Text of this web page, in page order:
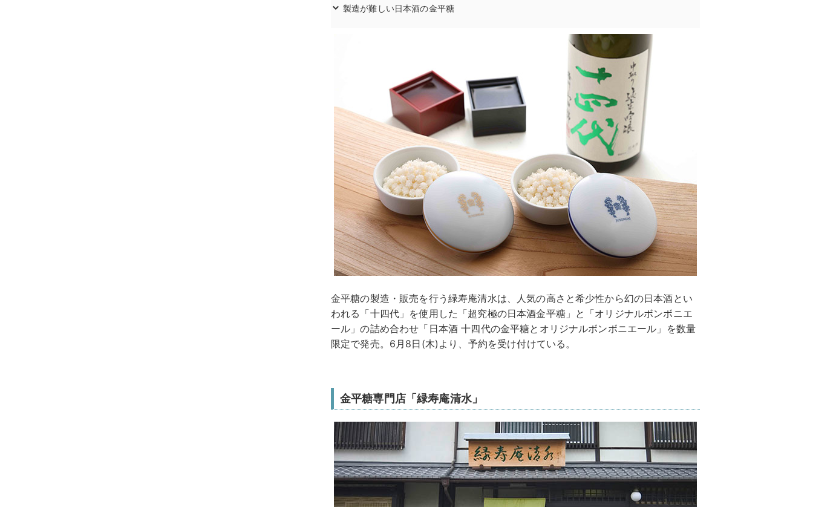
製造が難しい日本酒の金平糖
金平糖の製造・販売を行う緑寿庵清水は、人気の高さと希少性から幻の日本酒とい
われる「十四代」を使用した「超究極の日本酒金平糖」と「オリジナルボンボニエ
ール」の詰め合わせ「日本酒 十四代の金平糖とオリジナルボンボニエール」を数量
限定で発売。6月8日(木)より、予約を受け付けている。
金平糖専門店「緑寿庵清水」